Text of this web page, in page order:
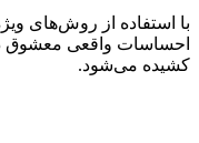
با استفاده از روش‌های
احساسات واقعی معشوق
کشیده می‌شود.